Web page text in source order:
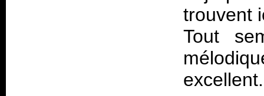
trouvent
Tout
excellent.